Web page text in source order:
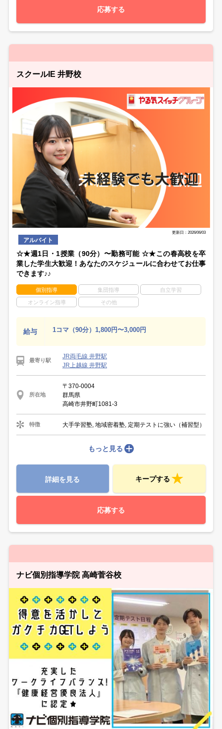
応募する
スクールIE 井野校
更新日：2026/06/03
アルバイト
☆★週1日・1授業（90分）〜勤務可能 ☆★この春高校を卒
業した学生大歓迎！あなたのスケジュールに合わせてお仕事
できます♪♪
個別指導 集団指導 自立学習
オンライン指導 その他
給与 1コマ（90分）1,800円〜3,000円
最寄り駅
JR両毛線 井野駅
JR上越線 井野駅
所在地
〒370-0004
群馬県
高崎市井野町1081-3
特徴 大手学習塾, 地域密着塾, 定期テストに強い（補習型）
もっと見る
詳細を見る キープする
応募する
ナビ個別指導学院 高崎菅谷校